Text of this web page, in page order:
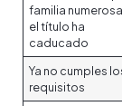
familia
el título ha
caducado
Ya no cumples
requisitos